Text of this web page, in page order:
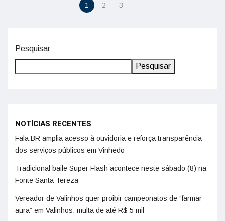
1 2 3
Pesquisar
Pesquisar
NOTÍCIAS RECENTES
Fala.BR amplia acesso à ouvidoria e reforça transparência
dos serviços públicos em Vinhedo
Tradicional baile Super Flash acontece neste sábado (8) na
Fonte Santa Tereza
Vereador de Valinhos quer proibir campeonatos de “farmar
aura” em Valinhos; multa de até R$ 5 mil